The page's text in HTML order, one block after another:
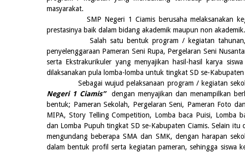
masyarakat.
SMP Negeri 1 Ciamis berusaha melaksanakan
prestasinya baik dalam bidang akademik maupun non akademik.
Salah satu bentuk program / kegiatan tahunan,
penyelenggaraan Pameran Seni Rupa, Pergelaran Seni
serta Ekstrakurikuler yang menyajikan hasil-hasil karya
dilaksanakan pula lomba-lomba untuk tingkat SD se-Kabupaten
Sebagai wujud pelaksanaan program / kegiatan
Negeri 1 Ciamis”dengan menyajikan dan menampilkan
bentuk; Pameran Sekolah, Pergelaran Seni, Pameran Foto
MIPA, Story Telling Competition, Lomba baca Puisi, Lomba
dan Lomba Pupuhtingkat SD se-Kabupaten Ciamis. Selain itu
mengundang beberapa SMA dan SMK, dengan harapan
dalam bentuk profil serta kegiatan pameran, sehingga siswa